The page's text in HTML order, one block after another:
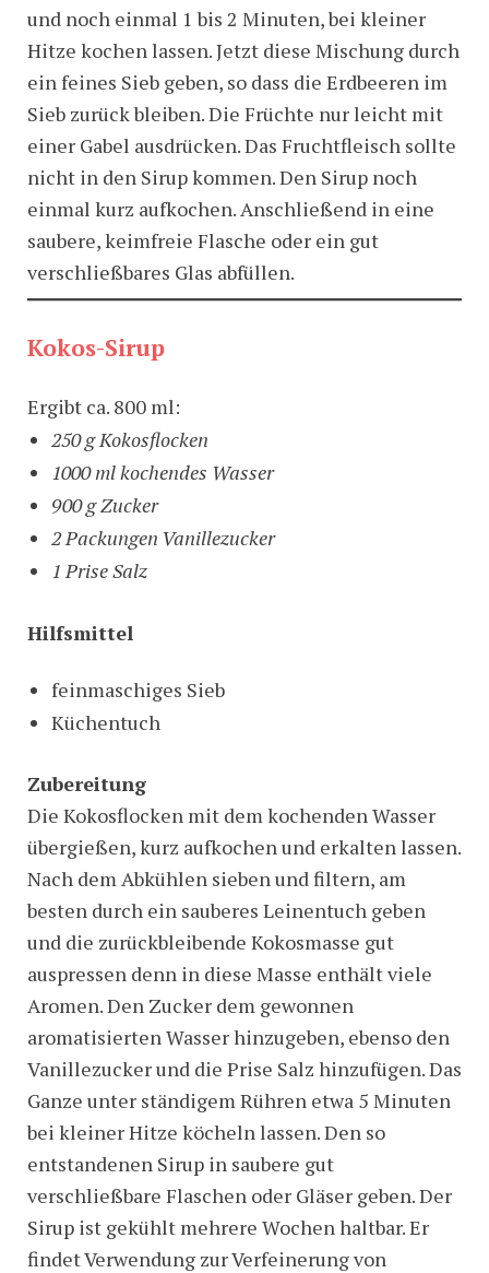
und noch einmal 1 bis 2 Minuten, bei kleiner
Hitze kochen lassen. Jetzt diese Mischung durch
ein feines Sieb geben, so dass die Erdbeeren im
Sieb zurück bleiben. Die Früchte nur leicht mit
einer Gabel ausdrücken. Das Fruchtfleisch sollte
nicht in den Sirup kommen. Den Sirup noch
einmal kurz aufkochen. Anschließend in eine
saubere, keimfreie Flasche oder ein gut
verschließbares Glas abfüllen.
Kokos-Sirup
Ergibt ca. 800 ml:
250 g Kokosflocken
1000 ml kochendes Wasser
900 g Zucker
2 Packungen Vanillezucker
1 Prise Salz
Hilfsmittel
feinmaschiges Sieb
Küchentuch
Zubereitung
Die Kokosflocken mit dem kochenden Wasser
übergießen, kurz aufkochen und erkalten lassen.
Nach dem Abkühlen sieben und filtern, am
besten durch ein sauberes Leinentuch geben
und die zurückbleibende Kokosmasse gut
auspressen denn in diese Masse enthält viele
Aromen. Den Zucker dem gewonnen
aromatisierten Wasser hinzugeben, ebenso den
Vanillezucker und die Prise Salz hinzufügen. Das
Ganze unter ständigem Rühren etwa 5 Minuten
bei kleiner Hitze köcheln lassen. Den so
entstandenen Sirup in saubere gut
verschließbare Flaschen oder Gläser geben. Der
Sirup ist gekühlt mehrere Wochen haltbar. Er
findet Verwendung zur Verfeinerung von